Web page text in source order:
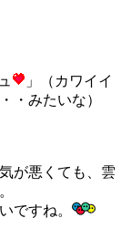
」（カワイイ
・みたいな）
が悪くても、雲
ですね。